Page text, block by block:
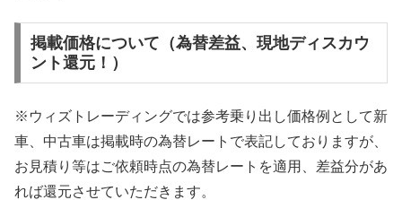
掲載価格について（為替差益、現地ディスカウ
ント還元！）
※ウィズトレーディングでは参考乗り出し価格例として新
車、中古車は掲載時の為替レートで表記しておりますが、
お見積り等はご依頼時点の為替レートを適用、差益分があ
れば還元させていただきます。